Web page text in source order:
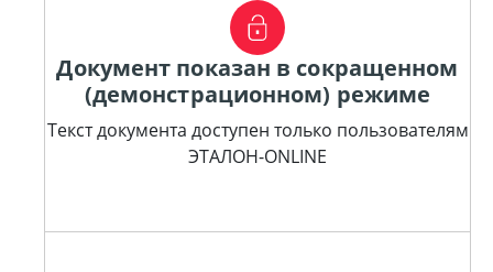
Документ показан в сокращенном
(демонстрационном) режиме
Текст документа доступен только пользователям
ЭТАЛОН-ONLINE